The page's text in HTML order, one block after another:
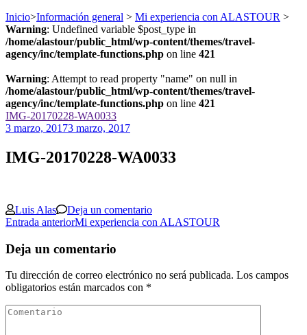
Inicio>Información general > Mi experiencia con ALASTOUR >
Warning: Undefined variable $post_type in
/home/alastour/public_html/wp-content/themes/travel-
agency/inc/template-functions.php on line 421
Warning: Attempt to read property "name" on null in
/home/alastour/public_html/wp-content/themes/travel-
agency/inc/template-functions.php on line 421
IMG-20170228-WA0033
3 marzo, 20173 marzo, 2017
IMG-20170228-WA0033
Luis Alas Deja un comentarioen
IMG-
Navegación
de
las
entradas
Entrada anteriorMi experiencia con ALASTOUR
Deja un comentario
Tu dirección de correo electrónico no será publicada. Los campos
obligatorios están marcados con *
Comentario